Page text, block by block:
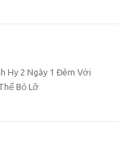
Hy 2 Ngày 1 Đêm Với
Bỏ Lỡ